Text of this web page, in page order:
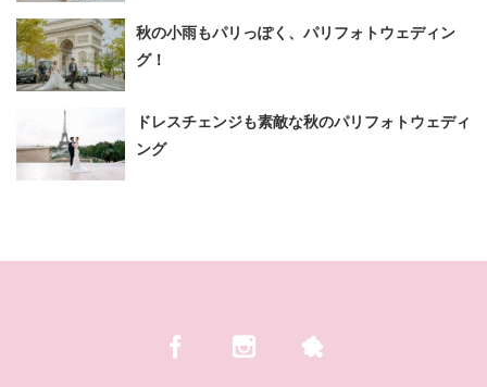
秋の小雨もパリっぽく、パリフォトウェディン
グ！
ドレスチェンジも素敵な秋のパリフォトウェディ
ング